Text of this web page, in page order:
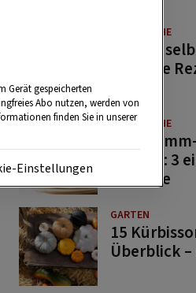
GUTE KÜCHE
Saucen
beliebte
GUTE KÜCHE
backen: 3
Rezepte
GARTEN
15
Überblick
Gerät gespeicherten
Abo nutzen, werden von
finden Sie in unserer
Einstellungen